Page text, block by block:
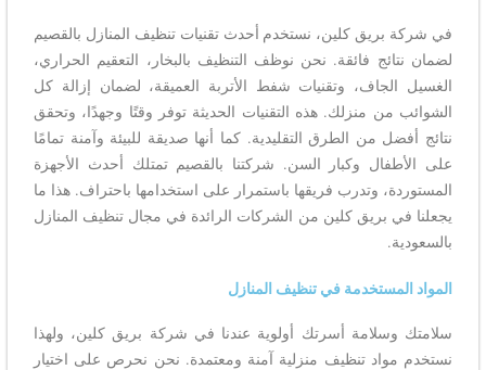
في شركة بريق كلين، نستخدم أحدث تقنيات تنظيف المنازل بالقصيم
لضمان نتائج فائقة. نحن نوظف التنظيف بالبخار، التعقيم الحراري،
الغسيل الجاف، وتقنيات شفط الأتربة العميقة، لضمان إزالة كل
الشوائب من منزلك. هذه التقنيات الحديثة توفر وقتًا وجهدًا، وتحقق
نتائج أفضل من الطرق التقليدية. كما أنها صديقة للبيئة وآمنة تمامًا
على الأطفال وكبار السن. شركتنا بالقصيم تمتلك أحدث الأجهزة
المستوردة، وتدرب فريقها باستمرار على استخدامها باحتراف. هذا ما
يجعلنا في بريق كلين من الشركات الرائدة في مجال تنظيف المنازل
بالسعودية.
المواد المستخدمة في تنظيف المنازل
سلامتك وسلامة أسرتك أولوية عندنا في شركة بريق كلين، ولهذا
نستخدم مواد تنظيف منزلية آمنة ومعتمدة. نحن نحرص على اختيار